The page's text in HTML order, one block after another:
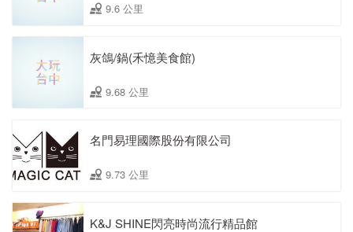
9.6 公里
灰鴿/鍋(禾憶美食館)
9.68 公里
名門易理國際股份有限公司
9.73 公里
K&J SHINE閃亮時尚流行精品館